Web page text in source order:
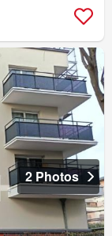
2 Photos